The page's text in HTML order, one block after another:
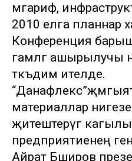
мәгариф,
2010 елга планнар
Конференция
гамәлгә ашырылучы
тәкъдим ителде.
материаллар
җитештерүгә
предприятиенең
Айрат Бәширов